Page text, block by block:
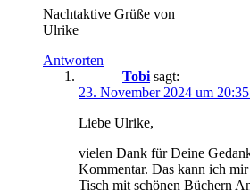
Nachtaktive Grüße von
Ulrike
Antworten
Tobi sagt:
23. November 2024 um
Liebe Ulrike,
vielen Dank für Deine
Kommentar. Das kann ich
Tisch mit schönen Büchern